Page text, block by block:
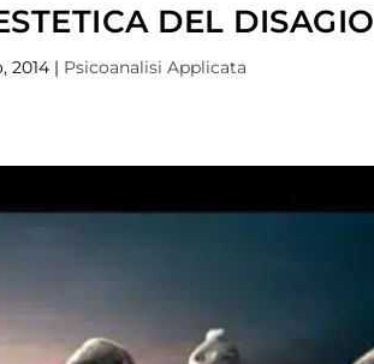
DEL DISAGIO
2014| Psicoanalisi Applicata